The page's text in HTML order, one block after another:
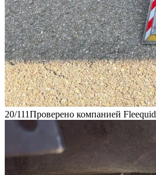
20/111Проверено компанией Fleequid